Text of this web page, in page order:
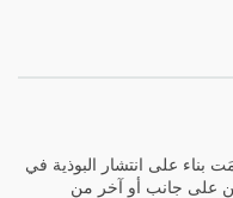
بناء على انتشار البوذية في
على جانب أو آخر من